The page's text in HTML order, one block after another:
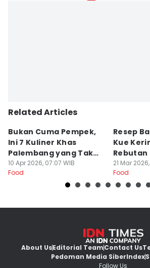
Related Articles
Bukan Cuma Pempek,
Ini 7 Kuliner Khas
Palembang yang Tak
Kalah Enak
10 Apr 2026, 07:07 WIB
Food
Resep
Kue
Rebutan
21 Mar 2026,
Food
About UsEditorial TeamContact Us
Pedoman Media SiberIndex
Follow Us